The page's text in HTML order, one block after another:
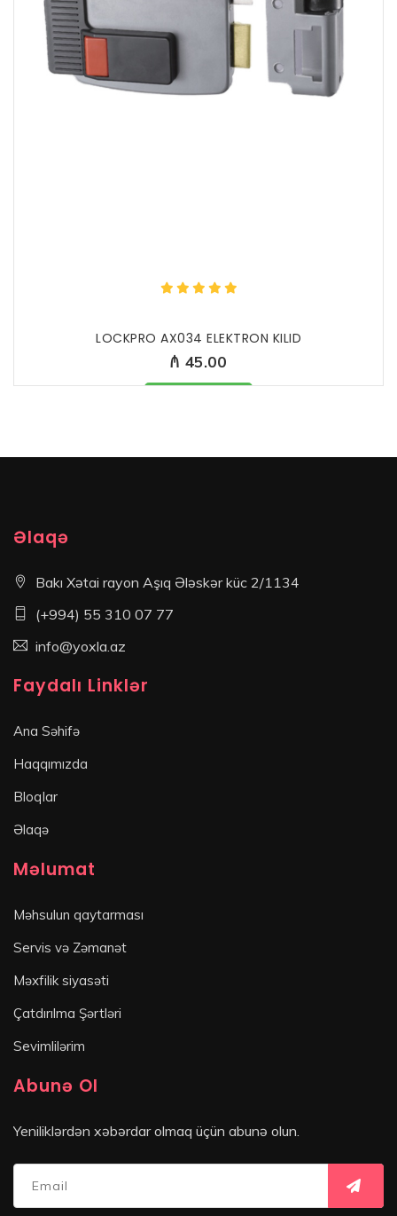
LOCKPRO AX034 ELEKTRON KILID
₼ 45.00
Məhsul mövcüddur
Əlaqə
Bakı Xətai rayon Aşıq Ələskər küc 2/1134
(+994) 55 310 07 77
info@yoxla.az
Faydalı Linklər
Ana Səhifə
Haqqımızda
Bloqlar
Əlaqə
Məlumat
Məhsulun qaytarması
Servis və Zəmanət
Məxfilik siyasəti
Çatdırılma Şərtləri
Sevimlilərim
Abunə Ol
Yeniliklərdən xəbərdar olmaq üçün abunə olun.